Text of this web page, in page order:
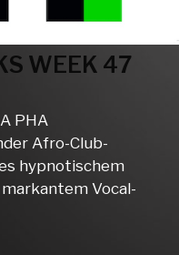
WEEK 47
PHA
Afro-Club-
hypnotischem
Vocal-